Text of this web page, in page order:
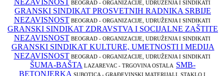
NEZAVISNOST BEOGRAD - ORGANIZACIJE, UDRUŽENJA I SINDIKATI
GRANSKI SINDIKAT PROSVETNIH RADNIKA SRBIJE
NEZAVISNOST BEOGRAD - ORGANIZACIJE, UDRUŽENJA I SINDIKATI
GRANSKI SINDIKAT ZDRAVSTVA I SOCIJALNE ZAŠTITE
NEZAVISNOST BEOGRAD - ORGANIZACIJE, UDRUŽENJA I SINDIKATI
GRANSKI SINDIKAT KULTURE, UMETNOSTI I MEDIJA
NEZAVISNOST BEOGRAD - ORGANIZACIJE, UDRUŽENJA I SINDIKATI
ŠUMA-BAŠTA LAZAREVAC - TRGOVINA OSTALA SMB-
BETONJERKA SUBOTICA - GRAĐEVINSKI MATERIJALI, STAKLO I